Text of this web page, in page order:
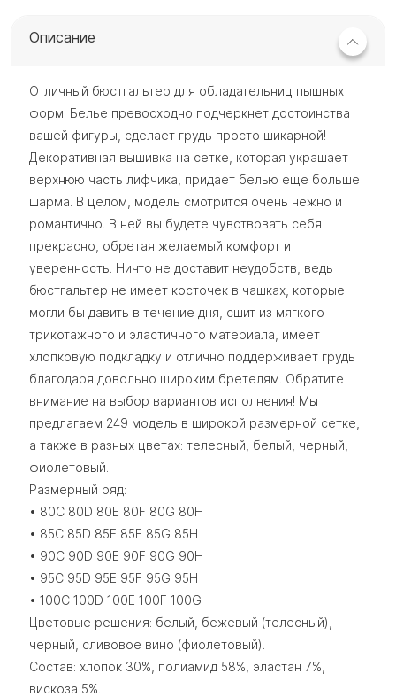
Описание
Отличный бюстгальтер для обладательниц пышных
форм. Белье превосходно подчеркнет достоинства
вашей фигуры, сделает грудь просто шикарной!
Декоративная вышивка на сетке, которая украшает
верхнюю часть лифчика, придает белью еще больше
шарма. В целом, модель смотрится очень нежно и
романтично. В ней вы будете чувствовать себя
прекрасно, обретая желаемый комфорт и
уверенность. Ничто не доставит неудобств, ведь
бюстгальтер не имеет косточек в чашках, которые
могли бы давить в течение дня, сшит из мягкого
трикотажного и эластичного материала, имеет
хлопковую подкладку и отлично поддерживает грудь
благодаря довольно широким бретелям. Обратите
внимание на выбор вариантов исполнения! Мы
предлагаем 249 модель в широкой размерной сетке,
а также в разных цветах: телесный, белый, черный,
фиолетовый.
Размерный ряд:
• 80C 80D 80E 80F 80G 80H
• 85C 85D 85E 85F 85G 85H
• 90C 90D 90E 90F 90G 90H
• 95C 95D 95E 95F 95G 95H
• 100C 100D 100E 100F 100G
Цветовые решения: белый, бежевый (телесный),
черный, сливовое вино (фиолетовый).
Состав: хлопок 30%, полиамид 58%, эластан 7%,
вискоза 5%.